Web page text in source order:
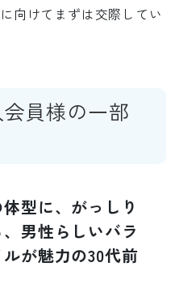
向けてまずは交際してい
員様の一部
型に、がっしり
男性らしいバラ
が魅力の30代前